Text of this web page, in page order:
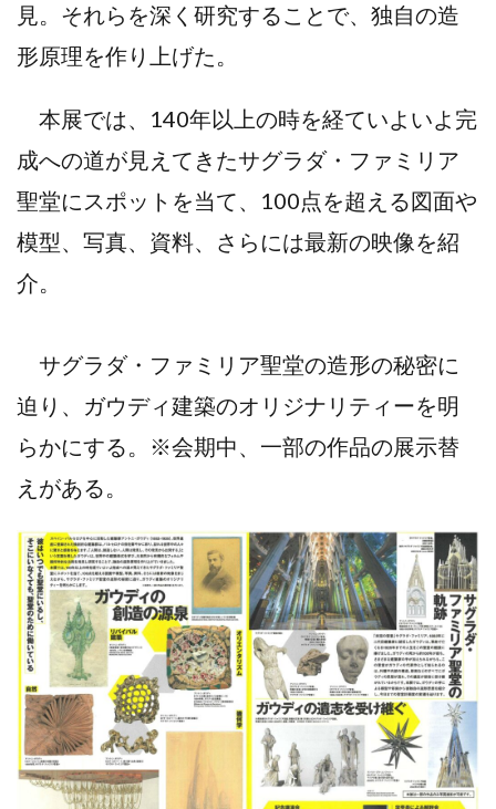
見。それらを深く研究することで、独自の造
形原理を作り上げた。
本展では、140年以上の時を経ていよいよ完
成への道が見えてきたサグラダ・ファミリア
聖堂にスポットを当て、100点を超える図面や
模型、写真、資料、さらには最新の映像を紹
介。
サグラダ・ファミリア聖堂の造形の秘密に
迫り、ガウディ建築のオリジナリティーを明
らかにする。※会期中、一部の作品の展示替
えがある。